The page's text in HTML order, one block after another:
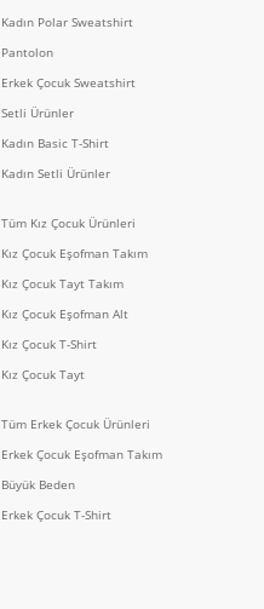
Kadın Polar Sweatshirt
Pantolon
Erkek Çocuk Sweatshirt
Setli Ürünler
Kadın Basic T-Shirt
Kadın Setli Ürünler
Tüm Kız Çocuk Ürünleri
Kız Çocuk Eşofman Takım
Kız Çocuk Tayt Takım
Kız Çocuk Eşofman Alt
Kız Çocuk T-Shirt
Kız Çocuk Tayt
Tüm Erkek Çocuk Ürünleri
Erkek Çocuk Eşofman Takım
Büyük Beden
Erkek Çocuk T-Shirt